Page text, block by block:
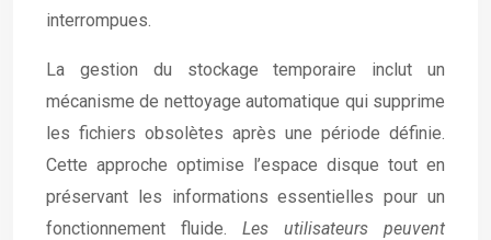
interrompues.
La gestion du stockage temporaire inclut un
mécanisme de nettoyage automatique qui supprime
les fichiers obsolètes après une période définie.
Cette approche optimise l’espace disque tout en
préservant les informations essentielles pour un
fonctionnement fluide. Les utilisateurs peuvent